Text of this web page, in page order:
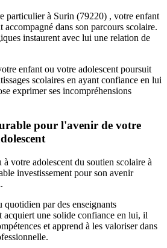
particulier à Surin (79220) , votre enfant
accompagné dans son parcours scolaire.
instaurent avec lui une relation de
enfant ou votre adolescent poursuit
scolaires en ayant confiance en lui
exprimer ses incompréhensions
pour l'avenir de votre
votre adolescent du soutien scolaire à
investissement pour son avenir
quotidien par des enseignants
acquiert une solide confiance en lui, il
et apprend à les valoriser dans